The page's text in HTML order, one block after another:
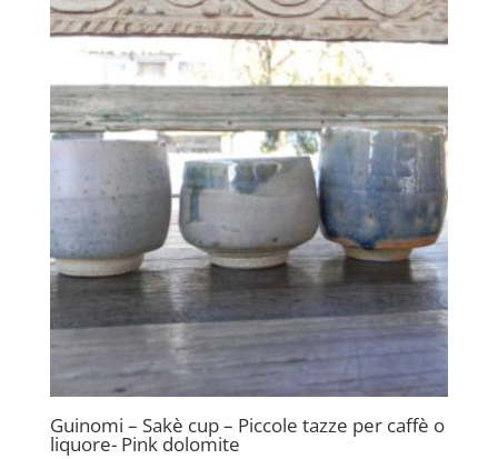
Guinomi – Sakè cup – Piccole tazze per caffè o
liquore- Pink dolomite